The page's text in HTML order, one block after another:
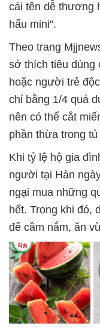
cái tên dễ thương
hấu mini".
Theo trang
sở thích tiêu dùng
hoặc người trẻ
chỉ bằng 1/4 quả
nên có thể cắt
phần thừa trong tủ
Khi tỷ lệ hộ gia
người tại Hàn
ngại mua những
hết. Trong khi đó,
để cầm nắm, ăn